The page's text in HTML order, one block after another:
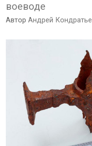
воеводе
Автор Андрей